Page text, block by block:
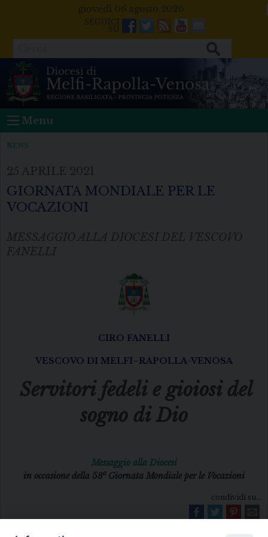
giovedì 06 agosto 2026
Facebook
Twitter
FeedsYoutube
Mail
Menu
NEWS
25 APRILE 2021
GIORNATA MONDIALE PER LE
VOCAZIONI
MESSAGGIO ALLA DIOCESI DEL VESCOVO
FANELLI
CIRO FANELLI
VESCOVO DI MELFI–RAPOLLA-VENOSA
Servitori fedeli e gioiosi del
sogno di Dio
Messaggio alla Diocesi
in occasione della 58a Giornata Mondiale per le Vocazioni
condividi su...